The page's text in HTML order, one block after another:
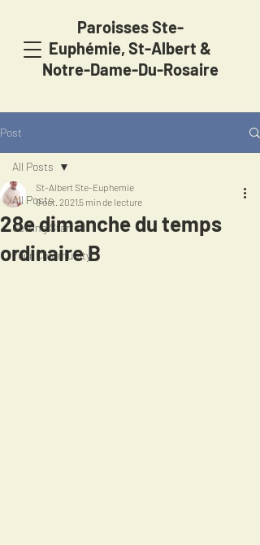
Paroisses Ste-
Euphémie, St-Albert &
Notre-Dame-Du-Rosaire
Post
All Posts
Getting Started
Your Community
All Posts
28e dimanche du temps
ordinaire B
St-Albert Ste-Euphemie
9 oct. 2021 5 min de lecture